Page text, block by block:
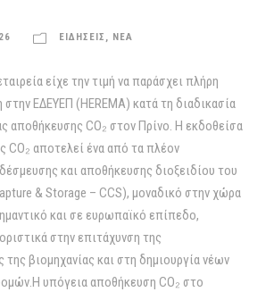
ΕΙΔΗΣΕΙΣ , ΝΕΑ
είχε την τιμή να παράσχει πλήρη
στην ΕΔΕΥΕΠ (HEREMA) κατά τη διαδικασία
αποθήκευσης CO₂ στον Πρίνο. Η εκδοθείσα
CO₂ αποτελεί ένα από τα πλέον
και αποθήκευσης διοξειδίου του
& Storage – CCS), μοναδικό στην χώρα
και σε ευρωπαϊκό επίπεδο,
στην επιτάχυνση της
βιομηχανίας και στη δημιουργία νέων
υπόγεια αποθήκευση CO₂ στο